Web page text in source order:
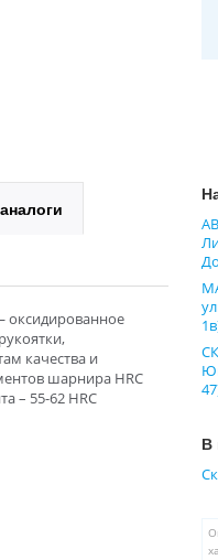
оксидированное
качества и
шарнира HRC
– 55-62 HRC
В